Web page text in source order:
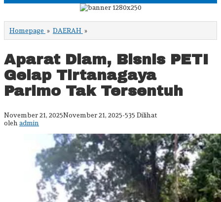
Homepage » DAERAH »
Diam,
Gelap
Tirtanagaya
Parimo
Tak
Tersentuh
Aparat Diam, Bisnis PETI
Gelap Tirtanagaya
Parimo Tak Tersentuh
November 21, 2025November 21, 2025oleh
-535 Dilihat
oleh admin